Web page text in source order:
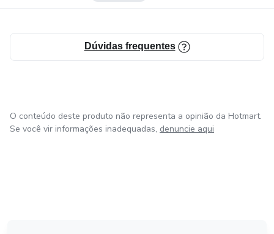
Dúvidas frequentes
O conteúdo deste produto não representa a opinião da Hotmart.
Se você vir informações inadequadas, denuncie aqui